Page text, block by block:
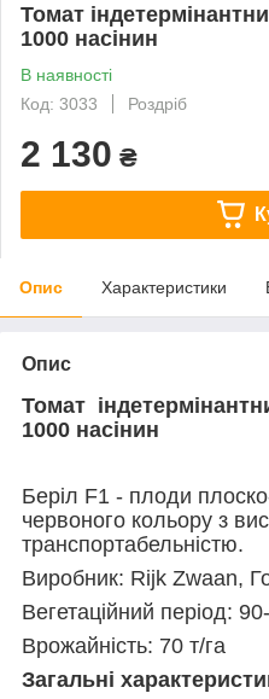
Томат
1000 насінин
В наявності
Код: 3033
Роздріб
2 130 ₴
Опис Характеристики
Опис
Томат
1000 насінин
Беріл F1 - плоди
червоного кольору з
транспортабельністю.
Виробник: Rijk Zwaan,
Вегетаційний період:
Врожайність: 70 т/га
Загальні